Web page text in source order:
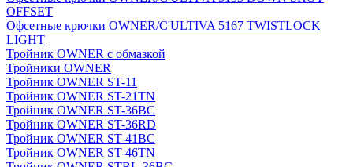
OFFSET
Офсетные крючки OWNER/C'ULTIVA 5167 TWISTLOCK
LIGHT
Тройник OWNER с обмазкой
Тройники OWNER
Тройник OWNER ST-11
Тройник OWNER ST-21TN
Тройник OWNER ST-36BC
Тройник OWNER ST-36RD
Тройник OWNER ST-41BC
Тройник OWNER ST-46TN